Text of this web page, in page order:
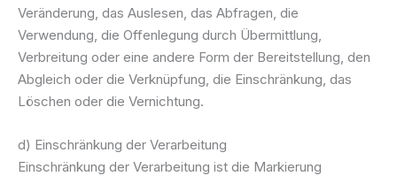
Veränderung, das Auslesen, das Abfragen, die
Verwendung, die Offenlegung durch Übermittlung,
Verbreitung oder eine andere Form der Bereitstellung, den
Abgleich oder die Verknüpfung, die Einschränkung, das
Löschen oder die Vernichtung.
d) Einschränkung der Verarbeitung
Einschränkung der Verarbeitung ist die Markierung